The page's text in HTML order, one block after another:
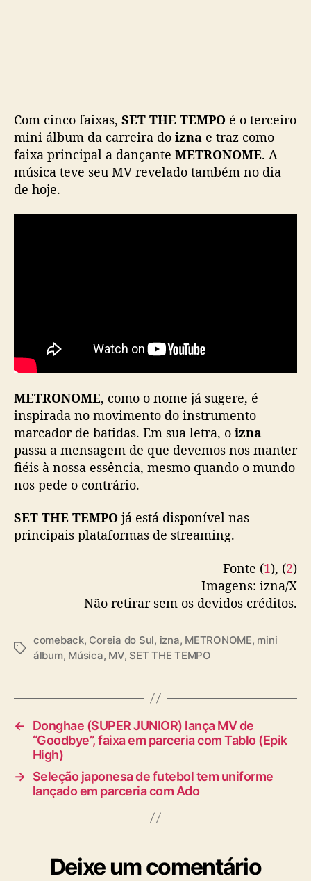
o
v
o
M
V
Com cinco faixas, SET THE TEMPO é o terceiro
mini álbum da carreira do izna e traz como
faixa principal a dançante METRONOME. A
música teve seu MV revelado também no dia
de hoje.
METRONOME, como o nome já sugere, é
inspirada no movimento do instrumento
marcador de batidas. Em sua letra, o izna
passa a mensagem de que devemos nos manter
fiéis à nossa essência, mesmo quando o mundo
nos pede o contrário.
SET THE TEMPO já está disponível nas
principais plataformas de streaming.
Fonte (1), (2)
Imagens: izna/X
Não retirar sem os devidos créditos.
T
comeback, Coreia do Sul, izna, METRONOME, mini
álbum, Música, MV, SET THE TEMPO
←
Donghae (SUPER JUNIOR) lança MV de
“Goodbye”, faixa em parceria com Tablo (Epik
High)
→ Seleção japonesa de futebol tem uniforme
lançado em parceria com Ado
Deixe um comentário